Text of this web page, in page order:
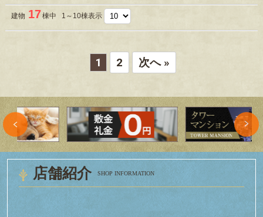
建物 17棟中 1～10棟表示
1 2 次へ »
店舗紹介 SHOP INFORMATION